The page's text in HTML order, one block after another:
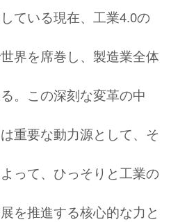
ている現在、工業4.0の
界を席巻し、製造業全体
。この深刻な変革の中
重要な動力源として、そ
って、ひっそりと工業の
を推進する核心的な力と